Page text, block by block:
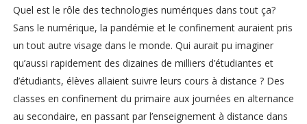
Quel est le rôle des technologies numériques dans tout ça?
Sans le numérique, la pandémie et le confinement auraient pris
un tout autre visage dans le monde. Qui aurait pu imaginer
qu’aussi rapidement des dizaines de milliers d’étudiantes et
d’étudiants, élèves allaient suivre leurs cours à distance ? Des
classes en confinement du primaire aux journées en alternance
au secondaire, en passant par l’enseignement à distance dans